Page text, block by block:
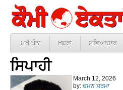
ਮੁਖੱ ਪੰਨਾ ਖ਼ਬਰਾਂ ਸਭਿਆਚਾਰ
ਸਿਪਾਹੀ
March 12, 2026
by: ਚਮਨ ਸ਼ਰਮਾ